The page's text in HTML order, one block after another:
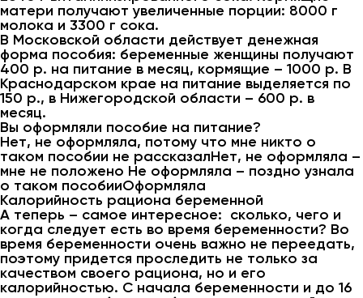
матери получают увеличенные порции: 8000 г
молока и 3300 г сока.
В Московской области действует денежная
форма пособия: беременные женщины получают
400 р. на питание в месяц, кормящие – 1000 р. В
Краснодарском крае на питание выделяется по
150 р., в Нижегородской области – 600 р. в
месяц.
Вы оформляли пособие на питание?
Нет, не оформляла, потому что мне никто о
таком пособии не рассказалНет, не оформляла –
мне не положено Не оформляла – поздно узнала
о таком пособииОформляла
Калорийность рациона беременной
А теперь – самое интересное: сколько, чего и
когда следует есть во время беременности? Во
время беременности очень важно не переедать,
поэтому придется проследить не только за
качеством своего рациона, но и его
калорийностью. С начала беременности и до 16